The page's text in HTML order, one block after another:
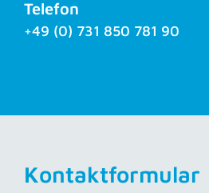
Telefon
+49 (0) 731 850 781 90
Kontaktformular